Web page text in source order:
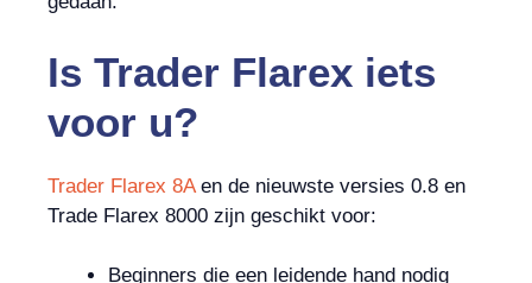
Is Trader Flarex iets
voor u?
Trader Flarex 8Aen de nieuwste versies 0.8 en
Trade Flarex 8000 zijn geschikt voor:
Beginners die een leidende hand nodig